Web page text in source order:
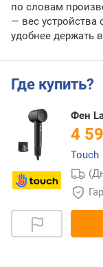
по словам
— вес устройства
удобнее держать
Где купить?
Фен
4
Touch